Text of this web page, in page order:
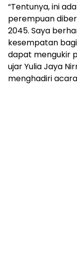
“Tentunya, ini
perempuan
2045. Saya
kesempatan
dapat mengukir
ujar Yulia Jaya
menghadiri